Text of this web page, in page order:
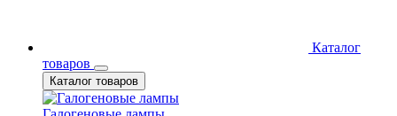
Каталог
товаров
Каталог товаров